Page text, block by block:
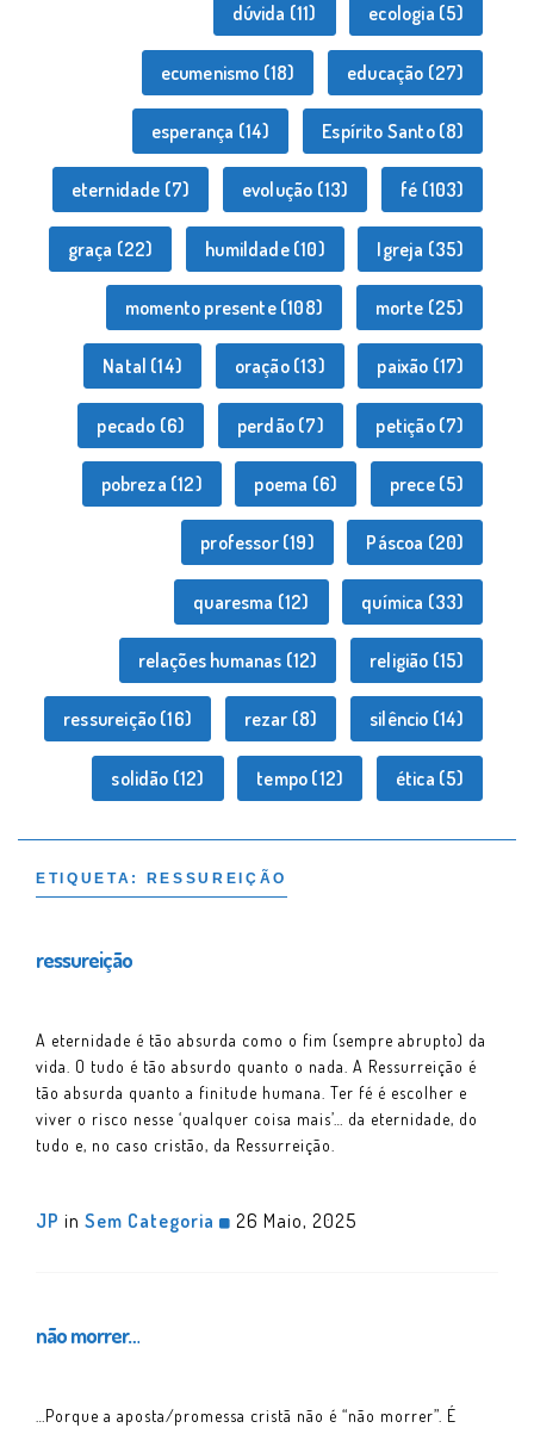
dúvida (11) ecologia (5)
ecumenismo (18) educação (27)
esperança (14) Espírito Santo(8)
eternidade (7) evolução (13) fé (103)
graça (22) humildade(10) Igreja (35)
momento presente(108) morte (25)
Natal (14) oração(13) paixão (17)
pecado (6) perdão(7) petição(7)
pobreza (12) poema (6) prece(5)
professor(19) Páscoa (20)
quaresma (12) química (33)
relações humanas (12) religião (15)
ressureição (16) rezar (8) silêncio (14)
solidão (12) tempo (12) ética (5)
ETIQUETA: RESSUREIÇÃO
ressureição
A eternidade é tão absurda como o fim (sempre abrupto) da
vida. O tudo é tão absurdo quanto o nada. A Ressurreição é
tão absurda quanto a finitude humana. Ter fé é escolher e
viver o risco nesse ‘qualquer coisa mais’… da eternidade, do
tudo e, no caso cristão, da Ressurreição.
JP in Sem Categoria 26 Maio, 2025
não morrer…
…Porque a aposta/promessa cristã não é “não morrer”. É